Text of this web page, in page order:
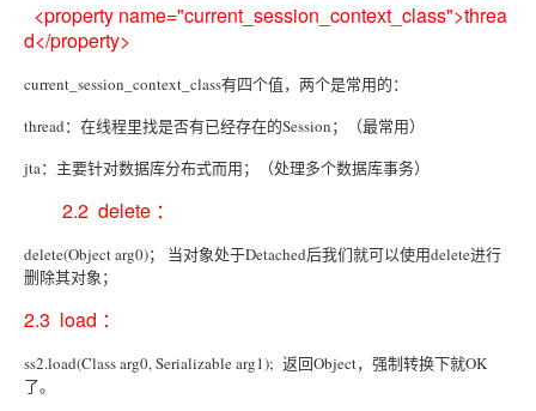
<property name="current_session_context_class">threa
d</property>
current_session_context_class有四个值，两个是常用的：
thread：在线程里找是否有已经存在的Session；（最常用）
jta：主要针对数据库分布式而用；（处理多个数据库事务）
2.2 delete ：
delete(Object arg0)； 当对象处于Detached后我们就可以使用delete进行
删除其对象；
2.3 load ：
ss2.load(Class arg0, Serializable arg1); 返回Object，强制转换下就OK
了。